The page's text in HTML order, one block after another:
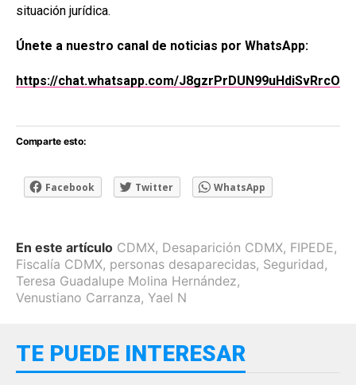
situación jurídica.
Únete a nuestro canal de noticias por WhatsApp:
https://chat.whatsapp.com/J8gzrPrDUN99uHdiSvRrcO
Comparte esto:
Facebook Twitter WhatsApp
En este artículo CDMX, Desaparición CDMX, FIPEDE,
Fiscalía CDMX, personas desaparecidas, Seguridad,
Teresa Guadalupe Molina Hernández,
Venustiano Carranza, Yael N
TE PUEDE INTERESAR